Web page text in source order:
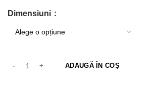
Dimensiuni
ADAUGĂ ÎN COȘ